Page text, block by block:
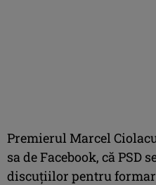
Premierul Marcel
sa de Facebook, că PSD
discuţiilor pentru